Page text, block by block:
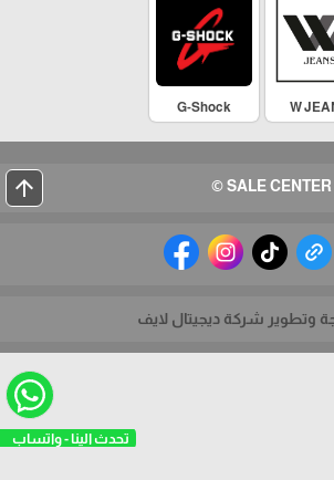
W
G-Shock
SALE CENTER ©
arrow_upward
وتطوير شركة ديجيتال لايف